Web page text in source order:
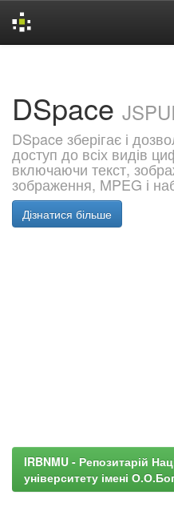
DSpace JSPUI
DSpace зберігає і
доступ до всіх видів
включаючи текст,
зображення, MPEG і
Дізнатися більше
IRBNMU - Репозитарій
університету імені